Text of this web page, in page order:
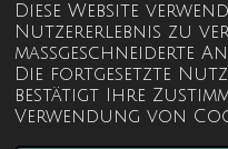
Diese Website
Nutzererlebnis zu
maßgeschneiderte
Die fortgesetzte
bestätigt Ihre
Verwendung von
Kontakt
Versand
Impressum
© 2023 - 2026